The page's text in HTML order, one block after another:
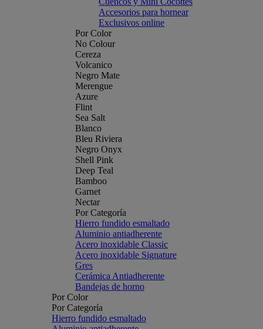
Accesorios para hornear
Exclusivos online
Por Color
No Colour
Cereza
Volcanico
Negro Mate
Merengue
Azure
Flint
Sea Salt
Blanco
Bleu Riviera
Negro Onyx
Shell Pink
Deep Teal
Bamboo
Garnet
Nectar
Por Categoría
Hierro fundido esmaltado
Aluminio antiadherente
Acero inoxidable Classic
Acero inoxidable Signature
Gres
Cerámica Antiadherente
Bandejas de horno
Por Color
Por Categoría
Hierro fundido esmaltado